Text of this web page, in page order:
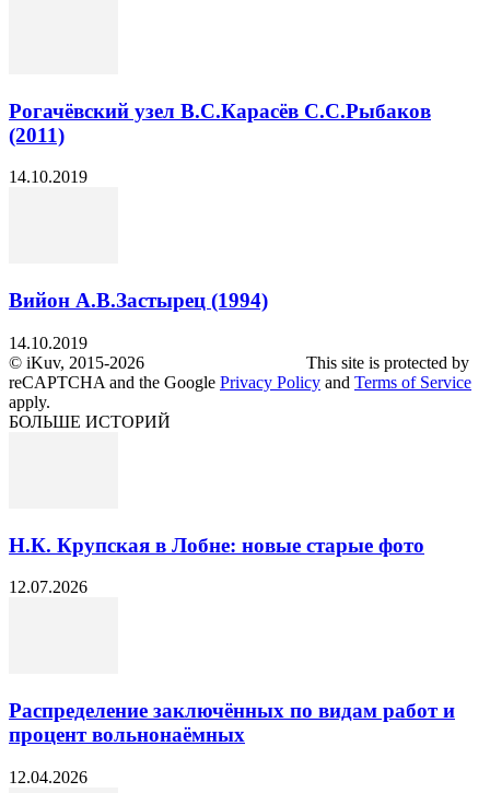
Рогачёвский узел В.С.Карасёв С.С.Рыбаков
(2011)
14.10.2019
Вийон А.В.Застырец (1994)
14.10.2019
© iKuv, 2015-2026 This site is protected by
reCAPTCHA and the Google Privacy Policy and Terms of Service
apply.
БОЛЬШЕ ИСТОРИЙ
Н.К. Крупская в Лобне: новые старые фото
12.07.2026
Распределение заключённых по видам работ и
процент вольнонаёмных
12.04.2026